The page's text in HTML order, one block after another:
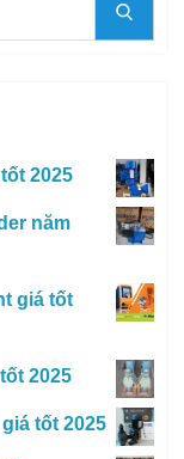
2025
năm
giá tốt
2025
tốt 2025